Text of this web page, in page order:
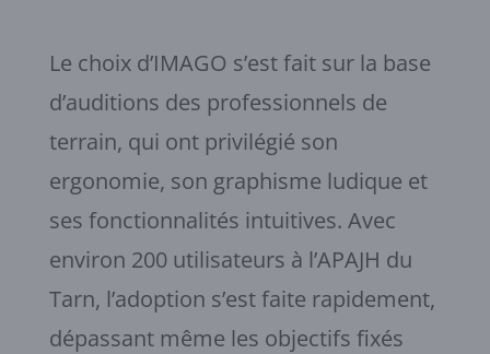
Le choix d’IMAGO s’est fait sur la base
d’auditions des professionnels de
terrain, qui ont privilégié son
ergonomie, son graphisme ludique et
ses fonctionnalités intuitives. Avec
environ 200 utilisateurs à l’APAJH du
Tarn, l’adoption s’est faite rapidement,
dépassant même les objectifs fixés